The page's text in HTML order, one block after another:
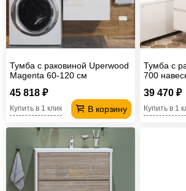
Тумба с раковиной Uperwood
Magenta 60-120 см
ящик правая
45 818 ₽
В корзину
Купить в 1 клик
Тумба с
700
39 470 ₽
Купить в 1